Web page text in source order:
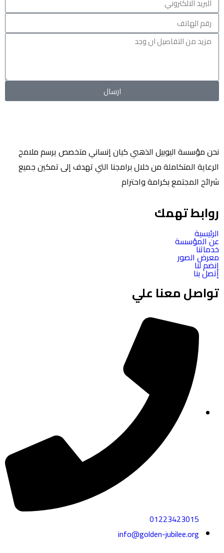
ارسال
نحن مؤسسة اليوبيل الذهبي كيان إنساني متخصص يرسم ملامح
الرعاية المتكاملة من خلال برامجنا التي تهدف إلى تمكين جميع
شرائح المجتمع بكرامة واحترام
روابط تهمك
الرئيسية
عن المؤسسة
خدماتنا
معرض الصور
إنضم لنا
إتصل بنا
تواصل معنا علي
01223423015
info@golden-jubilee.org